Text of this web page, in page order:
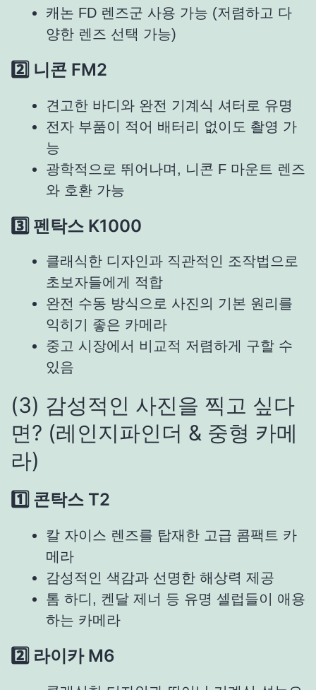
캐논 FD 렌즈군 사용 가능 (저렴하고 다
양한 렌즈 선택 가능)
2️⃣ 니콘 FM2
견고한 바디와 완전 기계식 셔터로 유명
전자 부품이 적어 배터리 없이도 촬영 가
능
광학적으로 뛰어나며, 니콘 F 마운트 렌즈
와 호환 가능
3️⃣ 펜탁스 K1000
클래식한 디자인과 직관적인 조작법으로
초보자들에게 적합
완전 수동 방식으로 사진의 기본 원리를
익히기 좋은 카메라
중고 시장에서 비교적 저렴하게 구할 수
있음
(3) 감성적인 사진을 찍고 싶다
면? (레인지파인더 & 중형 카메
라)
1️⃣ 콘탁스 T2
칼 자이스 렌즈를 탑재한 고급 콤팩트 카
메라
감성적인 색감과 선명한 해상력 제공
톰 하디, 켄달 제너 등 유명 셀럽들이 애용
하는 카메라
2️⃣ 라이카 M6